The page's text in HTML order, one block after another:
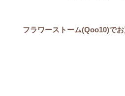
フラワーストーム(Qoo10)で